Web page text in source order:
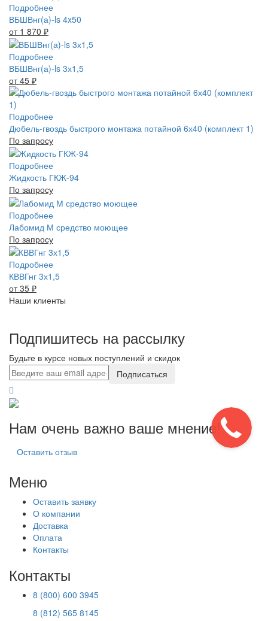
Подробнее
ВБШВнг(а)-ls 4x50
от 1 870 ₽
Подробнее
ВБШВнг(а)-ls 3х1,5
от 45 ₽
Подробнее
Дюбель-гвоздь быстрого монтажа потайной 6х40 (комплект 1)
По запросу
Подробнее
Жидкость ГКЖ-94
По запросу
Подробнее
Лабомид М средство моющее
По запросу
Подробнее
КВВГнг 3х1,5
от 35 ₽
Наши клиенты
Подпишитесь на рассылку
Будьте в курсе новых поступлений и скидок
Подписаться
Нам очень важно ваше мнение!
Оставить отзыв
Меню
Оставить заявку
О компании
Доставка
Оплата
Контакты
Контакты
8 (800) 600 3945
8 (812) 565 8145